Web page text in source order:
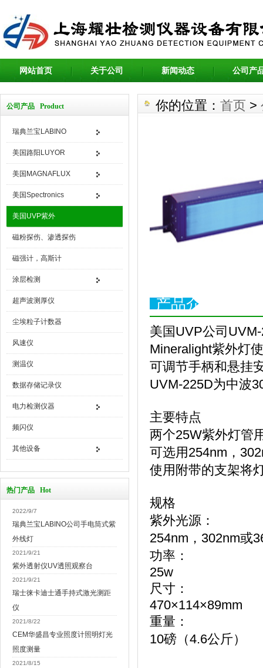
网站首页 关于公司 新闻动态 公司产
公司产品 Product
瑞典兰宝LABINO
美国路阳LUYOR
美国MAGNAFLUX
美国Spectronics
美国UVP紫外
磁粉探伤、渗透探伤
磁强计，高斯计
涂层检测
超声波测厚仪
尘埃粒子计数器
风速仪
测温仪
数据存储记录仪
电力检测仪器
频闪仪
其他设备
热门产品 Hot
2022/9/7
瑞典兰宝LABINO公司手电筒式紫
外线灯
2021/9/21
紫外透射仪UV透照观察台
2021/9/21
瑞士徕卡迪士通手持式激光测距
仪
2021/8/22
CEM华盛昌专业照度计照明灯光
照度测量
2021/8/15
你的位置： 首页 >
产品介绍
美国UVP公司
Mineralight紫外灯
可调节手柄和悬挂
UVM-225D为中波
主要特点
两个25W紫外灯管
可选用254nm，
使用附带的支架将
规格
紫外光源：
254nm，302nm或
功率：
25w
尺寸：
470×114×89mm
重量：
10磅（4.6公斤）